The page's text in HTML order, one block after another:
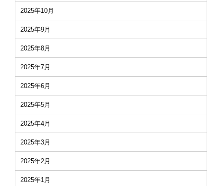
2025年10月
2025年9月
2025年8月
2025年7月
2025年6月
2025年5月
2025年4月
2025年3月
2025年2月
2025年1月